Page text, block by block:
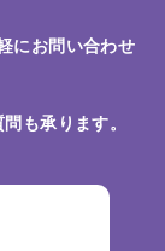
にお問い合わせ
も承ります。